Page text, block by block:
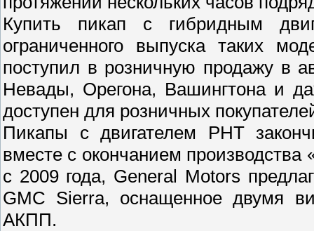
Купить пикап с гибридным
ограниченного выпуска таких
поступил в розничную продажу в
Невады, Орегона, Вашингтона и
доступен для розничных
Пикапы с двигателем PHT
вместе с окончанием
с 2009 года, General Motors
GMC Sierra, оснащенное двумя
АКПП.